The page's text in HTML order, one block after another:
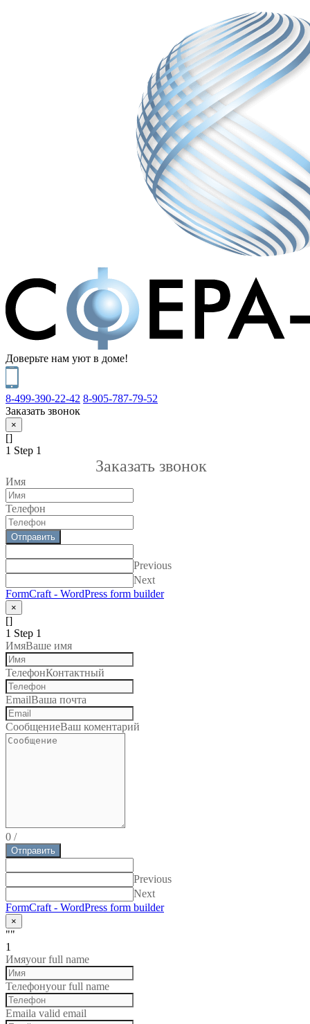
Доверьте нам уют в доме!
8-499-390-22-42 8-905-787-79-52
Заказать звонок
×
[]
1 Step 1
Заказать звонок
Имя
Телефон
Отправить
Previous
Next
FormCraft - WordPress form builder
×
[]
1 Step 1
ИмяВаше имя
ТелефонКонтактный
EmailВаша почта
СообщениеВаш коментарий
0 /
Отправить
Previous
Next
FormCraft - WordPress form builder
×
""
1
Имяyour full name
Телефонyour full name
Emaila valid email